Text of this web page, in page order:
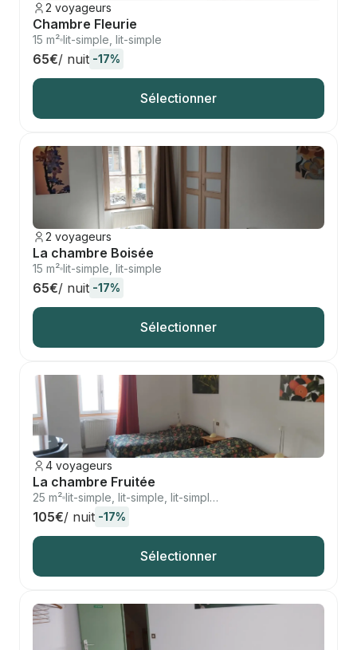
2 voyageurs
Chambre Fleurie
15 m² lit-simple, lit-simple
65€/ nuit -17%
Sélectionner
2 voyageurs
La chambre Boisée
15 m² lit-simple, lit-simple
65€/ nuit -17%
Sélectionner
4 voyageurs
La chambre Fruitée
25 m² lit-simple, lit-simple, lit-simple, lit-simple
105€/ nuit -17%
Sélectionner